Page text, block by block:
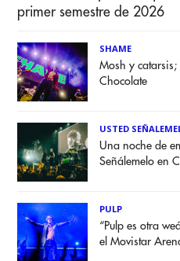
primer semestre de 2026
SHAME
Mosh y
Chocolate
USTED
Una noche de
Señálemelo en
PULP
“Pulp es otra
el Movistar